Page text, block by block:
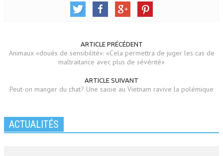
ARTICLE PRÉCÉDENT
Animaux «doués de sensibilité»: «Cela permettra de juger les cas de
maltraitance avec plus de sévérité»
ARTICLE SUIVANT
Peut-on manger du chat? Une saisie au Vietnam ravive la polémique
ACTUALITÉS